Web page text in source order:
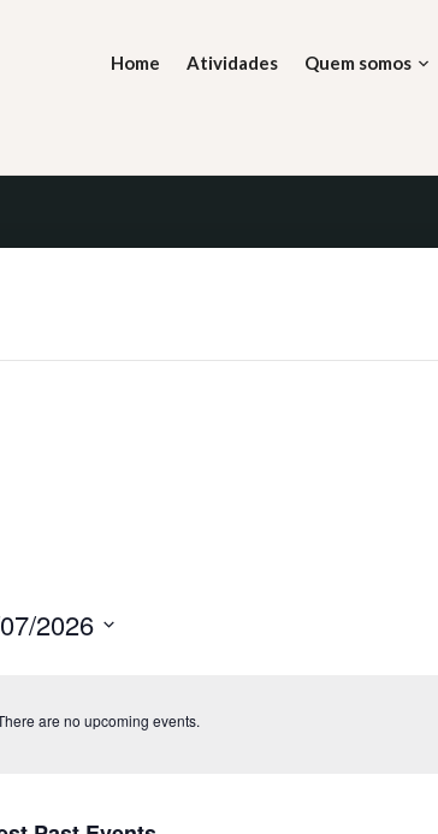
content
Home Atividades Quem somos
2026
are no upcoming events.